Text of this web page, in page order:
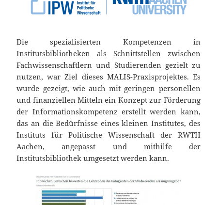
Die spezialisierten Kompetenzen in
Institutsbibliotheken als Schnittstellen zwischen
Fachwissenschaftlern und Studierenden gezielt zu
nutzen, war Ziel dieses MALIS-Praxisprojektes. Es
wurde gezeigt, wie auch mit geringen personellen
und finanziellen Mitteln ein Konzept zur Förderung
der Informationskompetenz erstellt werden kann,
das an die Bedürfnisse eines kleinen Institutes, des
Instituts für Politische Wissenschaft der RWTH
Aachen, angepasst und mithilfe der
Institutsbibliothek umgesetzt werden kann.